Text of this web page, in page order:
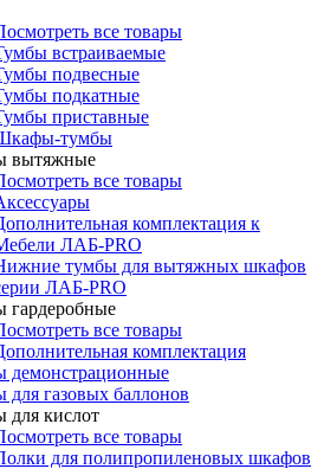
все товары
встраиваемые
подвесные
подкатные
приставные
тумбы
вытяжные
все товары
комплектация к
ЛАБ-PRO
тумбы для вытяжных шкафов
ЛАБ-PRO
все товары
комплектация
газовых баллонов
кислот
все товары
для полипропиленовых шкафов